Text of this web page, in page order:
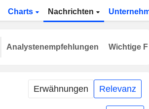
Charts Nachrichten
Erwähnungen Relevanz
Analystenempfehlungen Wichtige